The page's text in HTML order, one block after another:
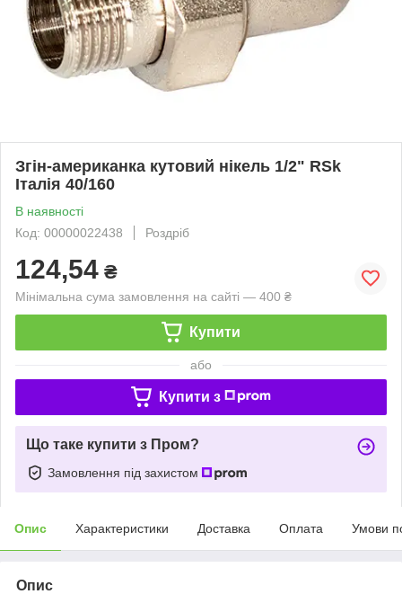
Згін-американка кутовий нікель 1/2" RSk
Італія 40/160
В наявності
Код: 00000022438
Роздріб
124,54 ₴
Мінімальна сума замовлення на сайті — 400 ₴
Купити
або
Купити з
Що таке купити з Пром?
Замовлення під захистом
Опис Характеристики Доставка Оплата Умови
Опис